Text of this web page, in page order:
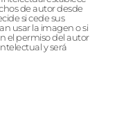
de autor desde
si cede sus
usar la imagen o si
el permiso del autor
y será